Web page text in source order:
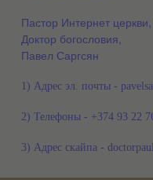
Пастор Интернет церкви,
Доктор богословия,
Павел Саргсян
1) Адрес эл. почты -
2) Телефоны - +374 93 22
3) Адрес скайпа -